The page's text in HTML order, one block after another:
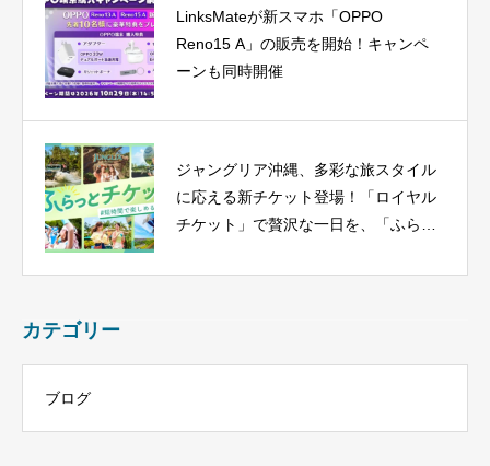
LinksMateが新スマホ「OPPO
Reno15 A」の販売を開始！キャンペ
ーンも同時開催
ジャングリア沖縄、多彩な旅スタイル
に応える新チケット登場！「ロイヤル
チケット」で贅沢な一日を、「ふらっ
カテゴリー
ブログ